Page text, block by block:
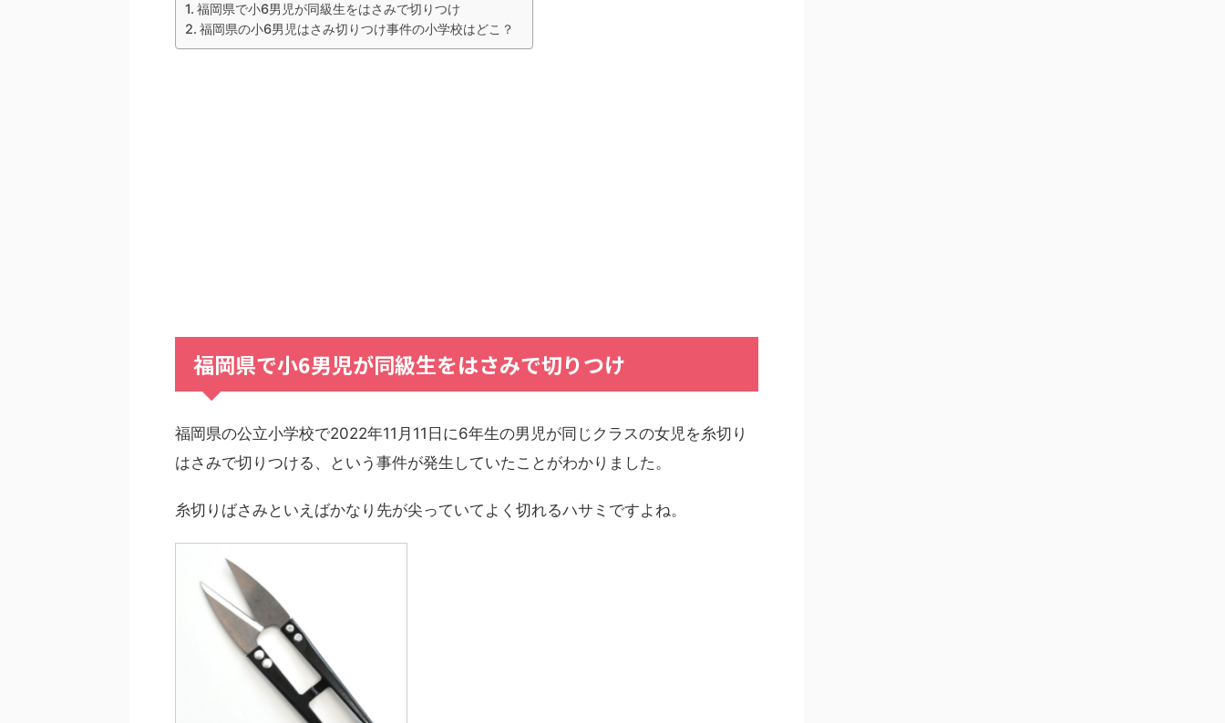
福岡県で小6男児が同級生をはさみで切りつけ
福岡県の小6男児はさみ切りつけ事件の小学校はどこ？
福岡県で小6男児が同級生をはさみで切りつけ
福岡県の公立小学校で2022年11月11日に6年生の男児が同じクラスの女児を糸切り
はさみで切りつける、という事件が発生していたことがわかりました。
糸切りばさみといえばかなり先が尖っていてよく切れるハサミですよね。